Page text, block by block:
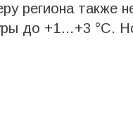
региона также
до +1…+3 °С.